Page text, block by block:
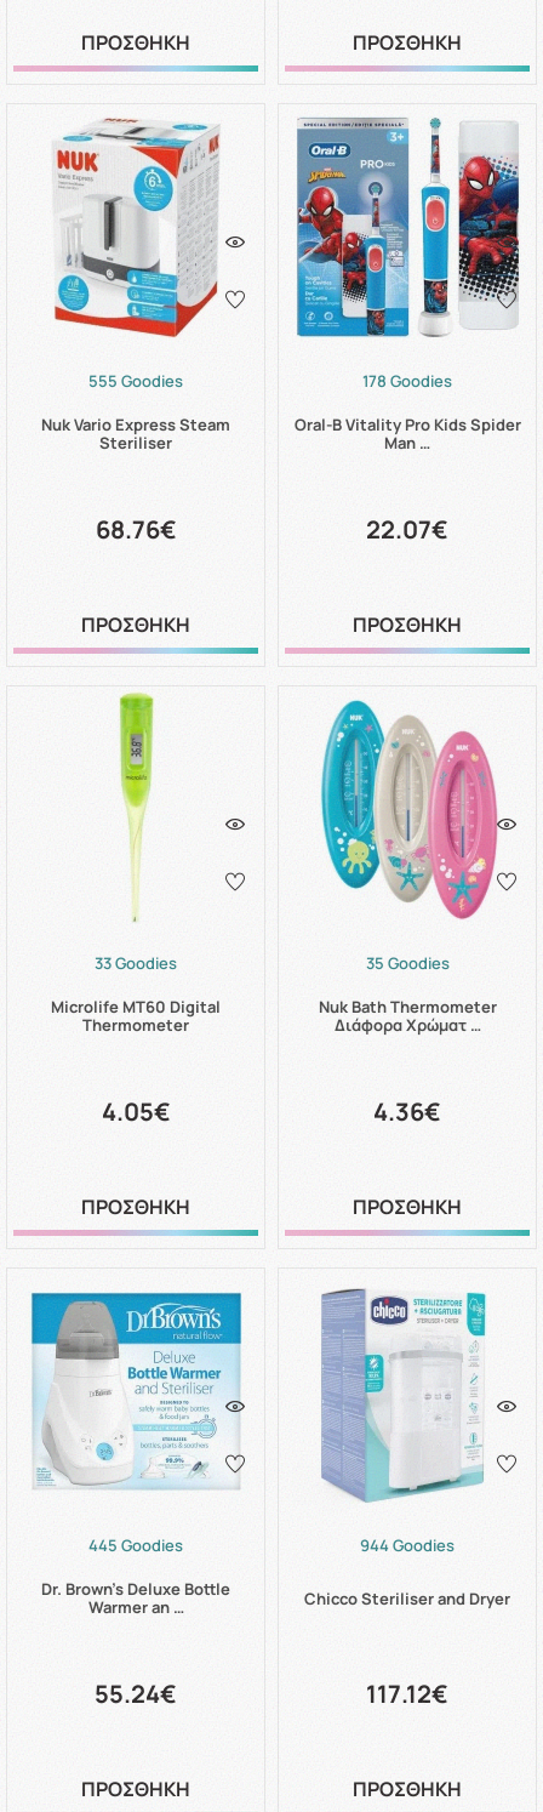
ΠΡΟΣΘΗΚΗ ΠΡΟΣΘΗΚΗ
555 Goodies
Nuk Vario Express Steam
Steriliser
68.76€
ΠΡΟΣΘΗΚΗ
178 Goodies
Oral-B Vitality Pro Kids Spider
Man …
22.07€
ΠΡΟΣΘΗΚΗ
33 Goodies
Microlife MΤ60 Digital
Thermometer
4.05€
ΠΡΟΣΘΗΚΗ
35 Goodies
Nuk Bath Thermometer
Διάφορα Χρώματ …
4.36€
ΠΡΟΣΘΗΚΗ
445 Goodies
Dr. Brown's Deluxe Bottle
Warmer an …
55.24€
ΠΡΟΣΘΗΚΗ
944 Goodies
Chicco Steriliser and Dryer
117.12€
ΠΡΟΣΘΗΚΗ